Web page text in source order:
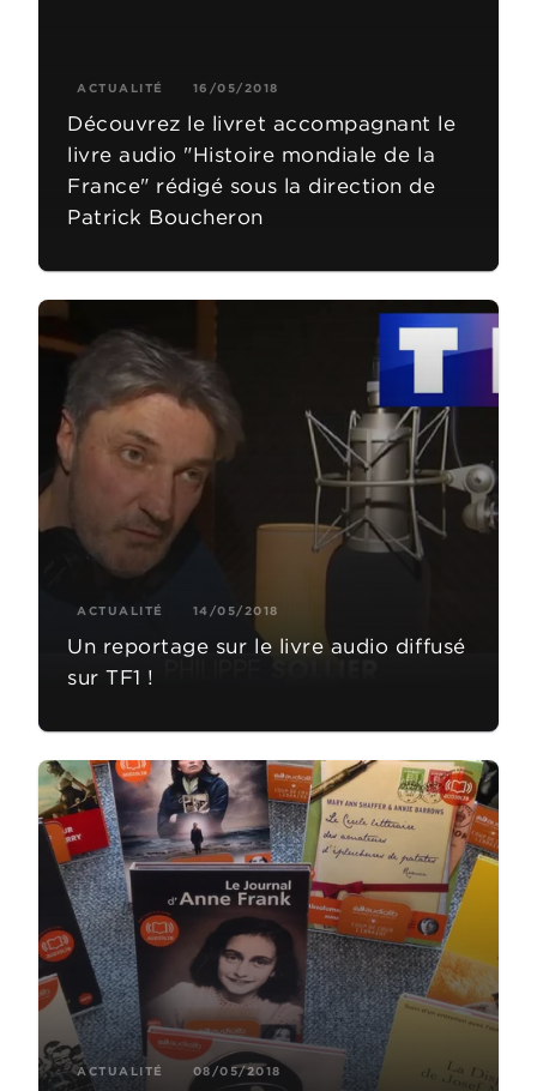
ACTUALITÉ 16/05/2018
Découvrez le livret accompagnant le
livre audio "Histoire mondiale de la
France" rédigé sous la direction de
Patrick Boucheron
ACTUALITÉ 14/05/2018
Un reportage sur le livre audio diffusé
sur TF1 !
ACTUALITÉ 08/05/2018